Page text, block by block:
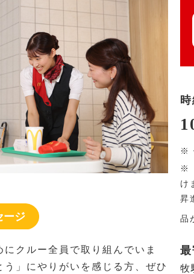
ージ
クルー全員で取り組んでいま
」にやりがいを感じる方、ぜひ
※
※
け
昇
品
最
牧